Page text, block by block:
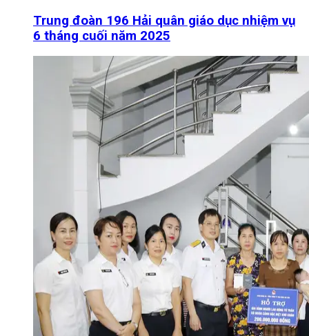
Trung đoàn 196 Hải quân giáo dục nhiệm vụ
6 tháng cuối năm 2025